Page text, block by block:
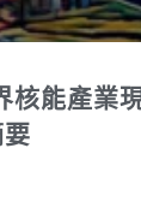
核能產業